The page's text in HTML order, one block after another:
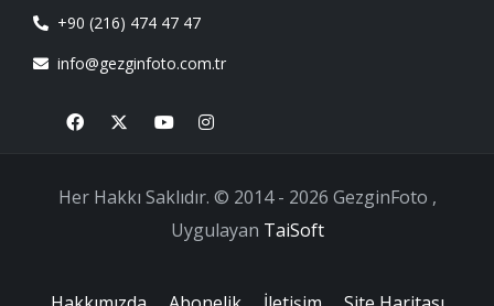
+90 (216) 474 47 47
info@gezginfoto.com.tr
Her Hakkı Saklıdır. © 2014 - 2026 GezginFoto ,
Uygulayan TaiSoft